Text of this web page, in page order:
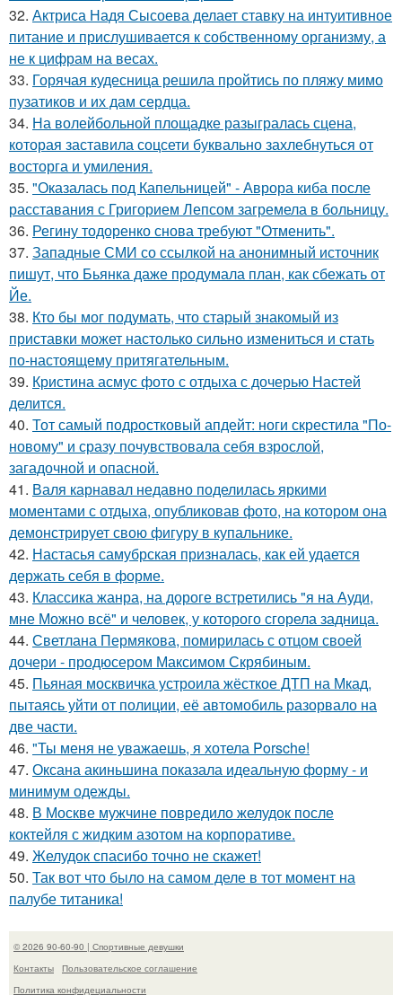
32. Актриса Надя Сысоева делает ставку на интуитивное
питание и прислушивается к собственному организму, а
не к цифрам на весах.
33. Горячая кудесница решила пройтись по пляжу мимо
пузатиков и их дам сердца.
34. На волейбольной площадке разыгралась сцена,
которая заставила соцсети буквально захлебнуться от
восторга и умиления.
35. "Оказалась под Капельницей" - Аврора киба после
расставания с Григорием Лепсом загремела в больницу.
36. Регину тодоренко снова требуют "Отменить".
37. Западные СМИ со ссылкой на анонимный источник
пишут, что Бьянка даже продумала план, как сбежать от
Йе.
38. Кто бы мог подумать, что старый знакомый из
приставки может настолько сильно измениться и стать
по-настоящему притягательным.
39. Кристина асмус фото с отдыха с дочерью Настей
делится.
40. Тот самый подростковый апдейт: ноги скрестила "По-
новому" и сразу почувствовала себя взрослой,
загадочной и опасной.
41. Валя карнавал недавно поделилась яркими
моментами с отдыха, опубликовав фото, на котором она
демонстрирует свою фигуру в купальнике.
42. Настасья самубрская призналась, как ей удается
держать себя в форме.
43. Классика жанра, на дороге встретились "я на Ауди,
мне Можно всё" и человек, у которого сгорела задница.
44. Светлана Пермякова, помирилась с отцом своей
дочери - продюсером Максимом Скрябиным.
45. Пьяная москвичка устроила жёсткое ДТП на Мкад,
пытаясь уйти от полиции, её автомобиль разорвало на
две части.
46. "Ты меня не уважаешь, я хотела Porsche!
47. Оксана акиньшина показала идеальную форму - и
минимум одежды.
48. В Москве мужчине повредило желудок после
коктейля с жидким азотом на корпоративе.
49. Желудок спасибо точно не скажет!
50. Так вот что было на самом деле в тот момент на
палубе титаника!
© 2026 90-60-90 | Спортивные девушки
Контакты
Пользовательское соглашение
Политика конфидециальности